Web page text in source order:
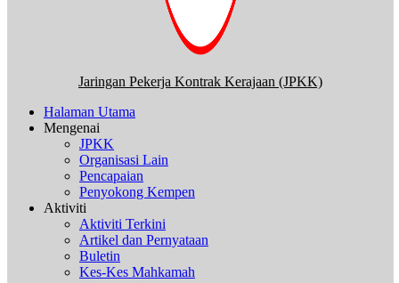
Jaringan Pekerja Kontrak Kerajaan (JPKK)
Halaman Utama
Mengenai
JPKK
Organisasi Lain
Pencapaian
Penyokong Kempen
Aktiviti
Aktiviti Terkini
Artikel dan Pernyataan
Buletin
Kes-Kes Mahkamah